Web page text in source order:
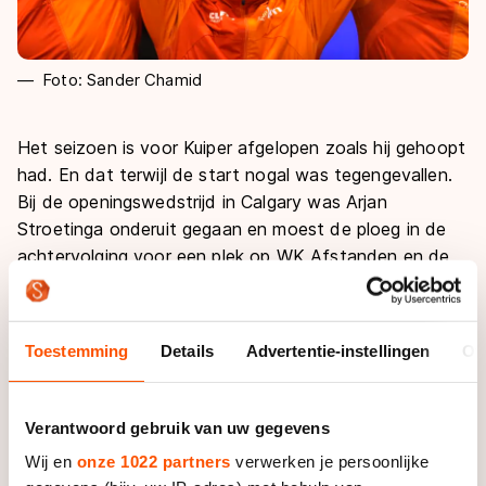
Toestemming Details Advertentie-instellingen
Verantwoord gebruik van uw gegevens
Wij en onze 1022 partners verwerken je persoonlijke
Foto: Sander Chamid
Het seizoen is voor Kuiper afgelopen zoals hij gehoopt
had. En dat terwijl de start nogal was tegengevallen.
Bij de openingswedstrijd in Calgary was Arjan
Stroetinga onderuit gegaan en moest de ploeg in de
achtervolging voor een plek op WK Afstanden en de
World Cup Finale.
opkomende Noorse ploeg’, zoals Kuiper het noemt,
had Nederland toch de wereldtitel en het
eindklassement van de wereldbeker veroverd. “Ik kijk
hier naar de beker en de race zelf en denk: we hebben
het er toch maar mooi uit weten te krijgen.”